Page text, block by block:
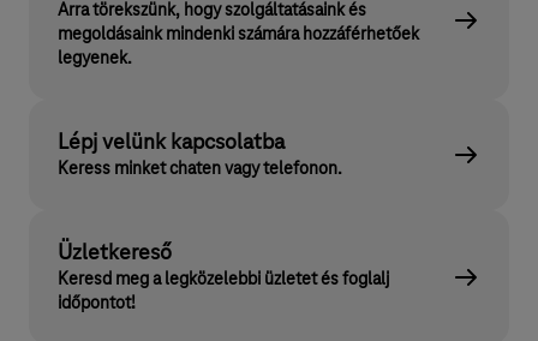
Arra törekszünk, hogy szolgáltatásaink és
megoldásaink mindenki számára hozzáférhetőek
legyenek.
Lépj velünk kapcsolatba
Keress minket chaten vagy telefonon.
Üzletkereső
Keresd meg a legközelebbi üzletet és foglalj
időpontot!